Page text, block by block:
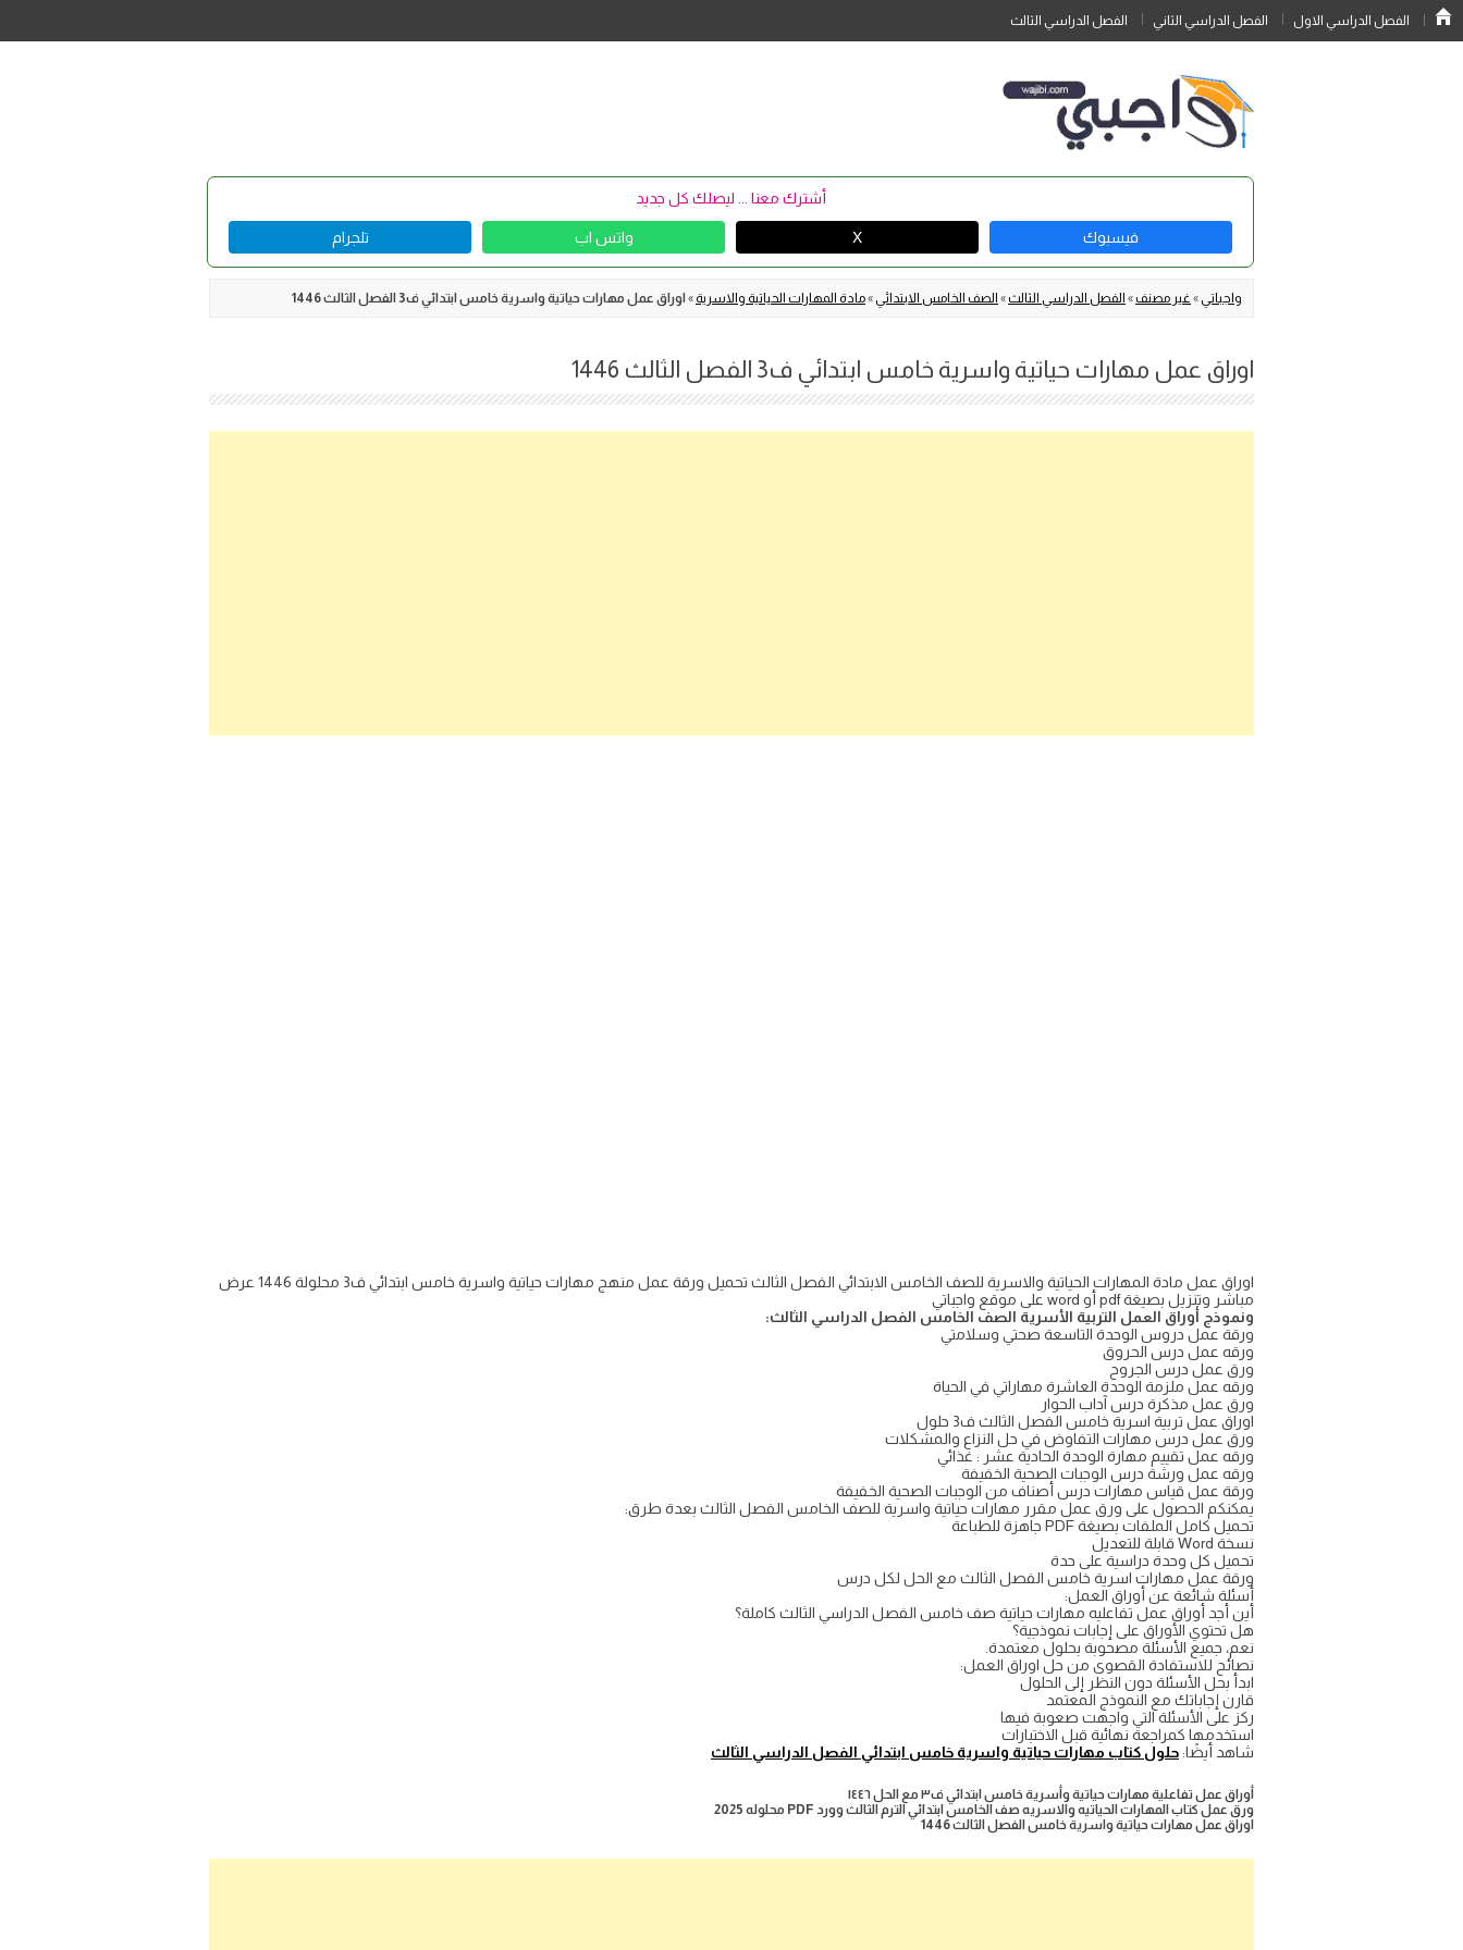
الفصل الدراسي الاول الفصل الدراسي الثاني الفصل الدراسي الثالث
أشترك معنا ... ليصلك كل جديد
فيسبوك X واتس اب تلجرام
واجباتي » غير مصنف» الفصل الدراسي الثالث» الصف الخامس الابتدائي »مادة المهارات الحياتية والاسرية » اوراق عمل مهارات حياتية واسرية خامس ابتدائي ف3 الفصل الثالث 1446
اوراق عمل مهارات حياتية واسرية خامس ابتدائي ف3 الفصل الثالث 1446
اوراق عمل مادة المهارات الحياتية والاسرية للصف الخامس الابتدائي الفصل الثالث تحميل ورقة عمل منهج مهارات حياتية واسرية خامس ابتدائي ف3 محلولة 1446 عرض
مباشر وتنزيل بصيغة pdf أو word على موقع واجباتي
ونموذج أوراق العمل التربية الأسرية الصف الخامس الفصل الدراسي الثالث:
ورقة عمل دروس الوحدة التاسعة صحتي وسلامتي
ورقه عمل درس الحروق
ورق عمل درس الجروح
ورقه عمل ملزمة الوحدة العاشرة مهاراتي في الحياة
ورق عمل مذكرة درس آداب الحوار
اوراق عمل تربية اسرية خامس الفصل الثالث ف3 حلول
ورق عمل درس مهارات التفاوض في حل النزاع والمشكلات
ورقه عمل تقييم مهارة الوحدة الحادية عشر : غذائي
ورقه عمل ورشة درس الوجبات الصحية الخفيفة
ورقة عمل قياس مهارات درس أصناف من الوجبات الصحية الخفيفة
يمكنكم الحصول على ورق عمل مقرر مهارات حياتية واسرية للصف الخامس الفصل الثالث بعدة طرق:
تحميل كامل الملفات بصيغة PDF جاهزة للطباعة
نسخة Word قابلة للتعديل
تحميل كل وحدة دراسية على حدة
ورقة عمل مهارات اسرية خامس الفصل الثالث مع الحل لكل درس
أسئلة شائعة عن أوراق العمل:
أين أجد أوراق عمل تفاعليه مهارات حياتية صف خامس الفصل الدراسي الثالث كاملة؟
هل تحتوي الأوراق على إجابات نموذجية؟
نعم، جميع الأسئلة مصحوبة بحلول معتمدة.
نصائح للاستفادة القصوى من حل اوراق العمل:
ابدأ بحل الأسئلة دون النظر إلى الحلول
قارن إجاباتك مع النموذج المعتمد
ركز على الأسئلة التي واجهت صعوبة فيها
استخدمها كمراجعة نهائية قبل الاختبارات
شاهد أيضًا:حلول كتاب مهارات حياتية واسرية خامس ابتدائي الفصل الدراسي الثالث
أوراق عمل تفاعلية مهارات حياتية وأسرية خامس ابتدائي ف٣ مع الحل ١٤٤٦
ورق عمل كتاب المهارات الحياتيه والاسريه صف الخامس ابتدائي الترم الثالث وورد PDF محلوله 2025
اوراق عمل مهارات حياتية واسرية خامس الفصل الثالث 1446